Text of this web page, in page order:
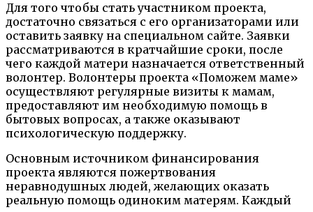
Для того чтобы стать участником проекта,
достаточно связаться с его организаторами или
оставить заявку на специальном сайте. Заявки
рассматриваются в кратчайшие сроки, после
чего каждой матери назначается ответственный
волонтер. Волонтеры проекта «Поможем маме»
осуществляют регулярные визиты к мамам,
предоставляют им необходимую помощь в
бытовых вопросах, а также оказывают
психологическую поддержку.
Основным источником финансирования
проекта являются пожертвования
неравнодушных людей, желающих оказать
реальную помощь одиноким матерям. Каждый